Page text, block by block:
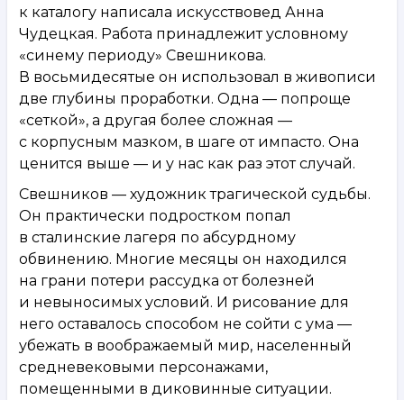
к каталогу написала искусствовед Анна
Чудецкая. Работа принадлежит условному
«синему периоду» Свешникова.
В восьмидесятые он использовал в живописи
две глубины проработки. Одна — попроще
«сеткой», а другая более сложная —
с корпусным мазком, в шаге от импасто. Она
ценится выше — и у нас как раз этот случай.
Свешников — художник трагической судьбы.
Он практически подростком попал
в сталинские лагеря по абсурдному
обвинению. Многие месяцы он находился
на грани потери рассудка от болезней
и невыносимых условий. И рисование для
него оставалось способом не сойти с ума —
убежать в воображаемый мир, населенный
средневековыми персонажами,
помещенными в диковинные ситуации.